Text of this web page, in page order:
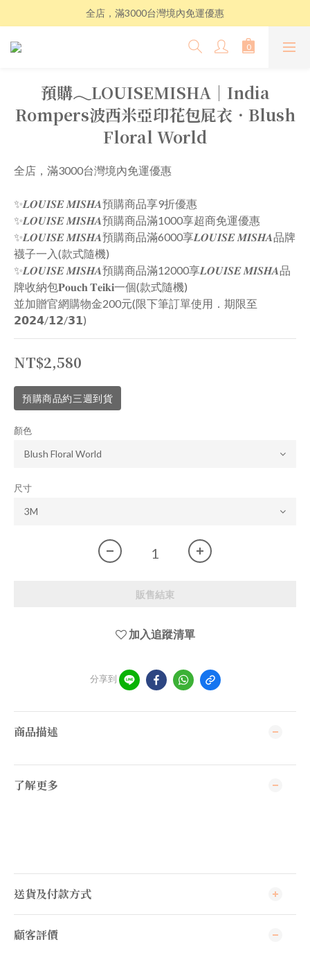
全店，滿3000台灣境內免運優惠
預購𓂃LOUISEMISHA│India
Rompers波西米亞印花包屁衣．Blush
Floral World
全店，滿3000台灣境內免運優惠
✨𝑳𝑶𝑼𝑰𝑺𝑬 𝑴𝑰𝑺𝑯𝑨預購商品享9折優惠
✨𝑳𝑶𝑼𝑰𝑺𝑬 𝑴𝑰𝑺𝑯𝑨預購商品滿1000享超商免運優惠
✨𝑳𝑶𝑼𝑰𝑺𝑬 𝑴𝑰𝑺𝑯𝑨預購商品滿6000享𝑳𝑶𝑼𝑰𝑺𝑬 𝑴𝑰𝑺𝑯𝑨品牌
襪子一入(款式隨機)
✨𝑳𝑶𝑼𝑰𝑺𝑬 𝑴𝑰𝑺𝑯𝑨預購商品滿12000享𝑳𝑶𝑼𝑰𝑺𝑬 𝑴𝑰𝑺𝑯𝑨品
牌收納包𝐏𝐨𝐮𝐜𝐡 𝐓𝐞𝐢𝐤𝐢一個(款式隨機)
並加贈官網購物金200元(限下筆訂單使用．期限至
𝟮𝟬𝟮𝟰/𝟭𝟮/𝟯𝟭)
NT$2,580
預購商品約三週到貨
顏色
尺寸
販售結束
加入追蹤清單
分享到
商品描述
了解更多
送貨及付款方式
顧客評價